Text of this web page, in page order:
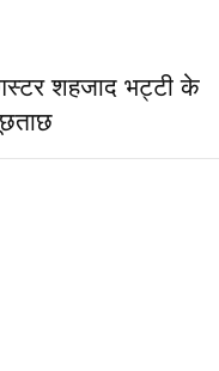
शहजाद भट्टी के